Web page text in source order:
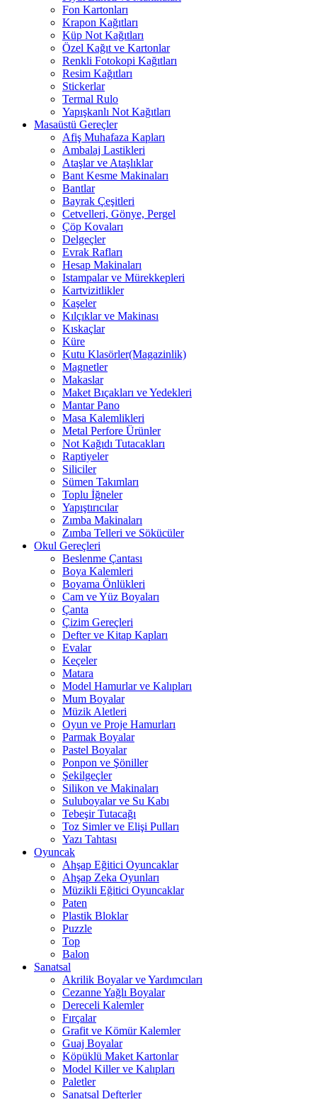
Fon Kartonları
Krapon Kağıtları
Küp Not Kağıtları
Özel Kağıt ve Kartonlar
Renkli Fotokopi Kağıtları
Resim Kağıtları
Stickerlar
Termal Rulo
Yapışkanlı Not Kağıtları
Masaüstü Gereçler
Afiş Muhafaza Kapları
Ambalaj Lastikleri
Ataşlar ve Ataşlıklar
Bant Kesme Makinaları
Bantlar
Bayrak Çeşitleri
Cetvelleri, Gönye, Pergel
Çöp Kovaları
Delgeçler
Evrak Rafları
Hesap Makinaları
Istampalar ve Mürekkepleri
Kartvizitlikler
Kaşeler
Kılçıklar ve Makinası
Kıskaçlar
Küre
Kutu Klasörler(Magazinlik)
Magnetler
Makaslar
Maket Bıçakları ve Yedekleri
Mantar Pano
Masa Kalemlikleri
Metal Perfore Ürünler
Not Kağıdı Tutacakları
Raptiyeler
Siliciler
Sümen Takımları
Toplu İğneler
Yapıştırıcılar
Zımba Makinaları
Zımba Telleri ve Sökücüler
Okul Gereçleri
Beslenme Çantası
Boya Kalemleri
Boyama Önlükleri
Cam ve Yüz Boyaları
Çanta
Çizim Gereçleri
Defter ve Kitap Kapları
Evalar
Keçeler
Matara
Model Hamurlar ve Kalıpları
Mum Boyalar
Müzik Aletleri
Oyun ve Proje Hamurları
Parmak Boyalar
Pastel Boyalar
Ponpon ve Şöniller
Şekilgeçler
Silikon ve Makinaları
Suluboyalar ve Su Kabı
Tebeşir Tutacağı
Toz Simler ve Elişi Pulları
Yazı Tahtası
Oyuncak
Ahşap Eğitici Oyuncaklar
Ahşap Zeka Oyunları
Müzikli Eğitici Oyuncaklar
Paten
Plastik Bloklar
Puzzle
Top
Balon
Sanatsal
Akrilik Boyalar ve Yardımcıları
Cezanne Yağlı Boyalar
Dereceli Kalemler
Fırçalar
Grafit ve Kömür Kalemler
Guaj Boyalar
Köpüklü Maket Kartonlar
Model Killer ve Kalıpları
Paletler
Sanatsal Defterler